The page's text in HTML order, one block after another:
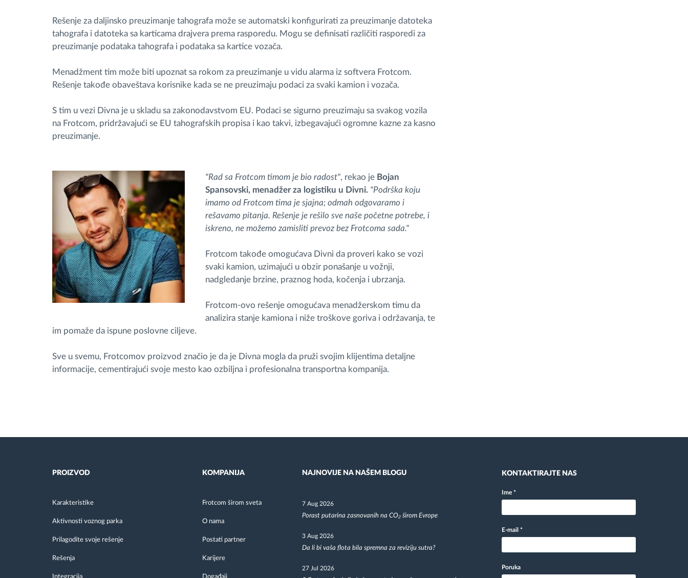
Rešenje za daljinsko preuzimanje tahografa može se automatski konfigurirati za preuzimanje datoteka
tahografa i datoteka sa karticama drajvera prema rasporedu. Mogu se definisati različiti rasporedi za
preuzimanje podataka tahografa i podataka sa kartice vozača.
Menadžment tim može biti upoznat sa rokom za preuzimanje u vidu alarma iz softvera Frotcom.
Rešenje takođe obaveštava korisnike kada se ne preuzimaju podaci za svaki kamion i vozača.
S tim u vezi Divna je u skladu sa zakonodavstvom EU. Podaci se sigurno preuzimaju sa svakog vozila
na Frotcom, pridržavajući se EU tahografskih propisa i kao takvi, izbegavajući ogromne kazne za kasno
preuzimanje.
"Rad sa Frotcom timom je bio radost", rekao je Bojan
Spansovski, menadžer za logistiku u Divni. "Podrška koju
imamo od Frotcom tima je sjajna; odmah odgovaramo i
rešavamo pitanja. Rešenje je rešilo sve naše početne potrebe, i
iskreno, ne možemo zamisliti prevoz bez Frotcoma sada."
Frotcom takođe omogućava Divni da proveri kako se vozi
svaki kamion, uzimajući u obzir ponašanje u vožnji,
nadgledanje brzine, praznog hoda, kočenja i ubrzanja.
Frotcom-ovo rešenje omogućava menadžerskom timu da
analizira stanje kamiona i niže troškove goriva i održavanja, te
im pomaže da ispune poslovne ciljeve.
Sve u svemu, Frotcomov proizvod značio je da je Divna mogla da pruži svojim klijentima detaljne
informacije, cementirajući svoje mesto kao ozbiljna i profesionalna transportna kompanija.
PROIZVOD
Karakteristike
Aktivnosti voznog parka
Prilagodite svoje rešenje
Rešenja
Integracija
KOMPANIJA
Frotcom širom sveta
O nama
Postati partner
Karijere
Događaji
NAJNOVIJE NA NAŠEM BLOGU
7 Aug 2026
Porast putarina zasnovanih na CO₂ širom Evrope
3 Aug 2026
Da li bi vaša flota bila spremna za reviziju sutra?
27 Jul 2026
KONTAKTIRAJTE NAS
Ime *
E-mail *
Poruka